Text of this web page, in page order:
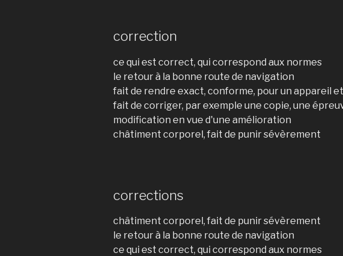
correction
ce qui est correct, qui correspond aux normes
le retour à la bonne route de navigation
fait de rendre exact, conforme, pour un appareil et
fait de corriger, par exemple une copie, une
modification en vue d'une amélioration
châtiment corporel, fait de punir sévèrement
corrections
châtiment corporel, fait de punir sévèrement
le retour à la bonne route de navigation
ce qui est correct, qui correspond aux normes